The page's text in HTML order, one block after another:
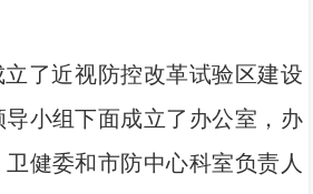
了近视防控改革试验区建设
小组下面成立了办公室，办
健委和市防中心科室负责人